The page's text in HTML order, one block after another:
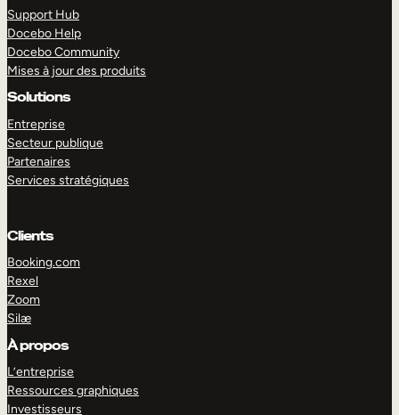
Support Hub
Docebo Help
Docebo Community
Mises à jour des produits
Solutions
Entreprise
Secteur publique
Partenaires
Services stratégiques
Clients
Booking.com
Rexel
Zoom
Silæ
À propos
L’entreprise
Ressources graphiques
Investisseurs